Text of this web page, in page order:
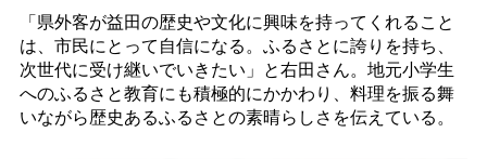
「県外客が益田の歴史や文化に興味を持ってくれること
は、市民にとって自信になる。ふるさとに誇りを持ち、
次世代に受け継いでいきたい」と右田さん。地元小学生
へのふるさと教育にも積極的にかかわり、料理を振る舞
いながら歴史あるふるさとの素晴らしさを伝えている。